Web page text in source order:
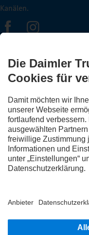
Kanälen.
FOLLOW THE
Tausche jetzt
Truckern aus.